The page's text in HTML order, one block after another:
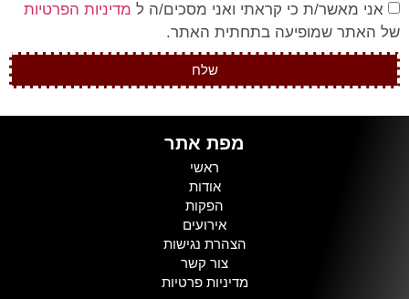
אני מאשר/ת כי קראתי ואני מסכים/ה ל מדיניות הפרטיות
של האתר שמופיעה בתחתית האתר.
שלח
מפת אתר
ראשי
אודות
הפקות
אירועים
הצהרת נגישות
צור קשר
מדיניות פרטיות